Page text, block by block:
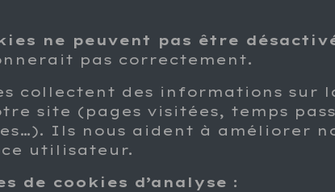
ne peuvent pas être
pas correctement.
collectent des informations sur
site (pages visitées, temps
Ils nous aident à améliorer
utilisateur.
de cookies d’analyse :